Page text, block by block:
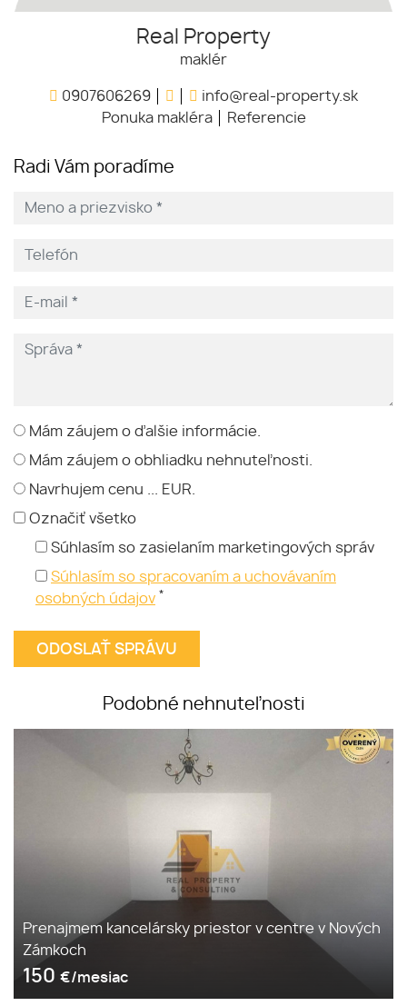
Real Property
maklér
0907606269
info@real-property.sk
Ponuka makléra
Referencie
Radi Vám poradíme
Mám záujem o ďalšie informácie.
Mám záujem o obhliadku nehnuteľnosti.
Navrhujem cenu ... EUR.
Označiť všetko
Súhlasím so zasielaním marketingových správ
Súhlasím so spracovaním a uchovávaním
osobných údajov *
Podobné nehnuteľnosti
Prenajmem kancelársky priestor v centre v Nových
Zámkoch
150 €/mesiac